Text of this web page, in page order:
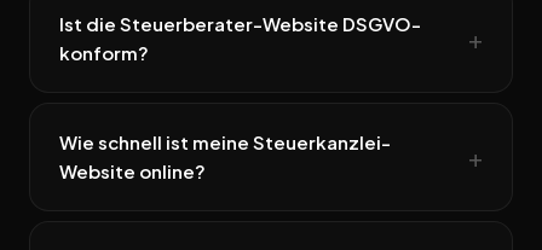
Ist die Steuerberater-Website DSGVO-
konform?
Wie schnell ist meine Steuerkanzlei-
Website online?